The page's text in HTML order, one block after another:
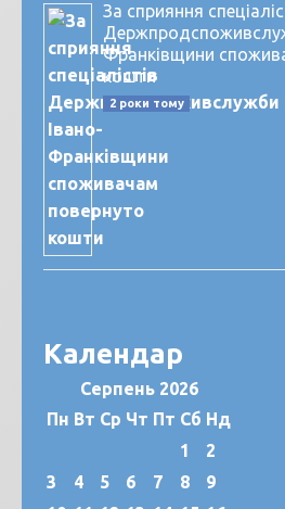
За сприяння
Франківщини
кошти
2 роки тому
Календар
Серпень 2026
Пн Вт Ср Чт Пт Сб Нд
1
2
3
4 5 6 7 8
9